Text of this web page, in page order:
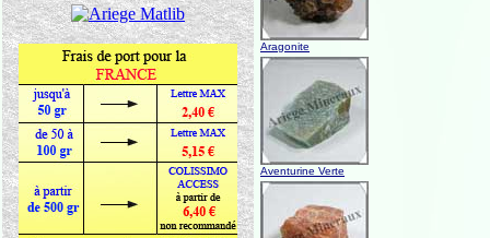
Aragonite
Aventurine Verte